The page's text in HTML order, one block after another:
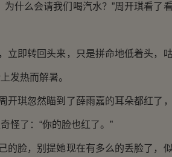
什么会请我们喝汽水？”周开琪看了
即转回头来，只是拼命地低着头，
发热而解暑。
忽然瞄到了薛雨嘉的耳朵都红了，
怪了：“你的脸也红了。”
脸，别提她现在有多么的丢脸了，